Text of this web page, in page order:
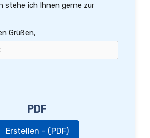
stehe ich Ihnen gerne zur
Grüßen,
PDF
Erstellen – (PDF)